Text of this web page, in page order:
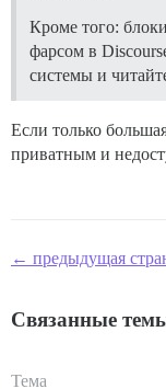
Кроме того:
фарсом в
системы и
Если только
приватным и
← предыдущая
Связанные
Тема